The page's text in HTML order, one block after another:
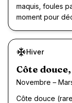
maquis, foules
moment pour
Hiver
Côte
Novembre –
Côte douce